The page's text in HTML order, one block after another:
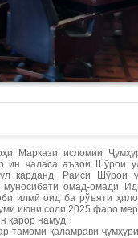
Маркази исломии
ин ҷаласа аъзои Шӯрои
карданд. Раиси Шӯрои
омад-омади
илмӣ оид ба рўъяти
июни соли 2025 фаро
қарор намуд:
тамоми қаламрави